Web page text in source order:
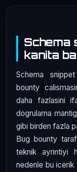
Schema
kanita
Schema
bounty
daha fazlasini
dogrulama
gibi birden fazla
Bug bounty
teknik ayrintiyi
nedenle bu icerik